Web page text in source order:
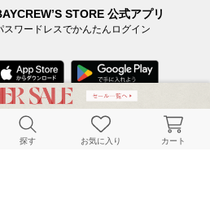
STORE 公式アプリ
スワードレスでかんたんログイン
SERVICE
探す お気に入り カート